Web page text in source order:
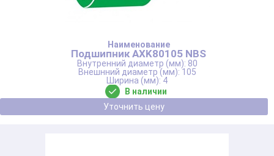
Подшипник AXK80105 NBS
80
105
4
В наличии
Уточнить цену